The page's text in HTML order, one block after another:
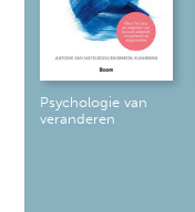
Psychologie van
veranderen